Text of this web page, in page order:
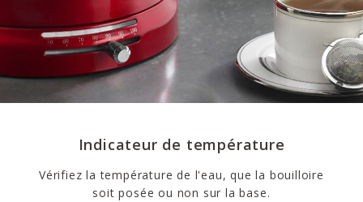
Indicateur de température
Vérifiez la température de l'eau, que la bouilloire
soit posée ou non sur la base.